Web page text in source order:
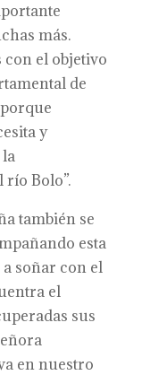
más.
el objetivo
de
y
Bolo”.
también se
esta
soñar con el
el
sus
en nuestro